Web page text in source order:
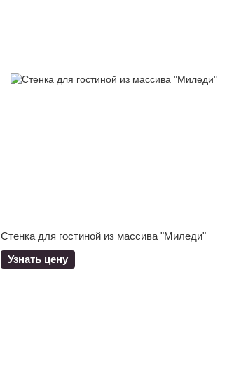
Стенка для гостиной из массива "Миледи"
Узнать цену